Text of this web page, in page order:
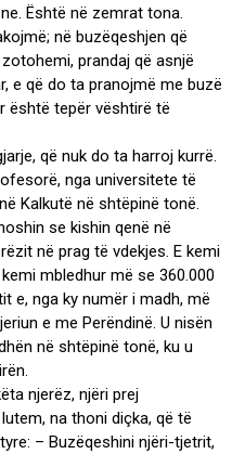
Është në zemrat tona.
në buzëqeshjen që
prandaj që asnjë
e që do ta pranojmë me buzë
është tepër vështirë të
që nuk do ta harroj kurrë.
nga universitete të
Kalkutë në shtëpinë tonë.
se kishin qenë në
në prag të vdekjes. E kemi
mbledhur më se 360.000
e, nga ky numër i madh, më
e me Perëndinë. U nisën
në shtëpinë tonë, ku u
njerëz, njëri prej
na thoni diçka, që të
– Buzëqeshini njëri-tjetrit,